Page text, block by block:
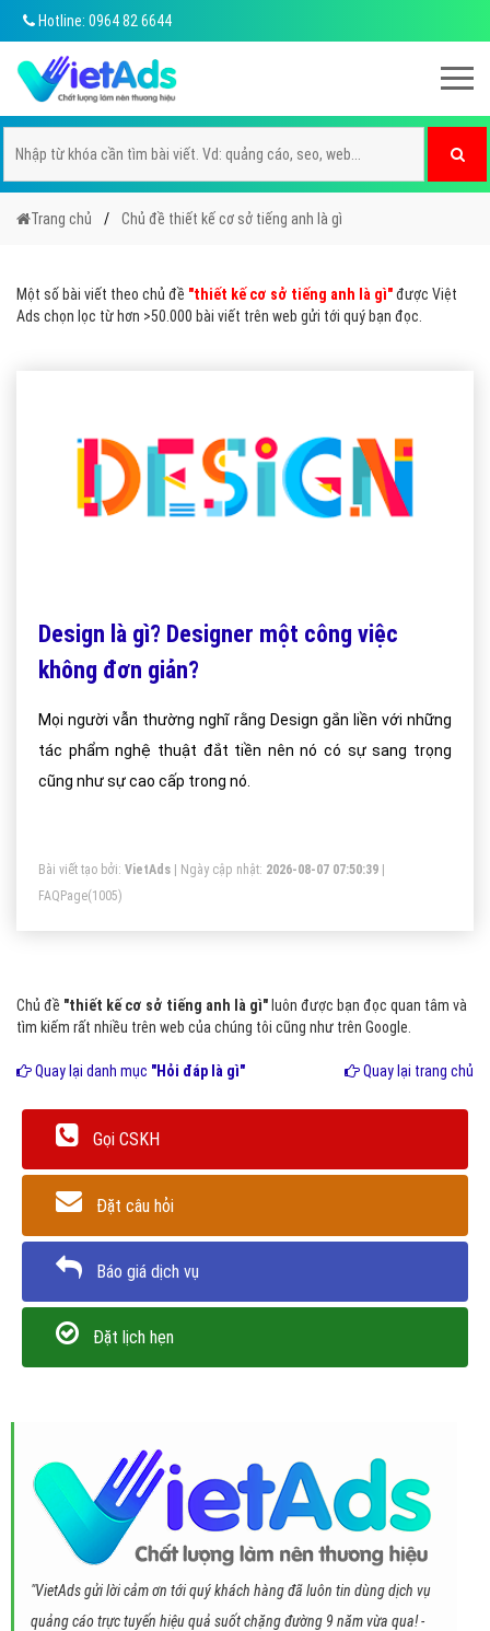
Hotline: 0964 82 6644
Trang chủ Chủ đề thiết kế cơ sở tiếng anh là gì
Một số bài viết theo chủ đề "thiết kế cơ sở tiếng anh là gì"được Việt
Ads chọn lọc từ hơn >50.000 bài viết trên web gửi tới quý bạn đọc.
Design là gì? Designer một công việc
không đơn giản?
Mọi người vẫn thường nghĩ rằng Design gắn liền với những
tác phẩm nghệ thuật đắt tiền nên nó có sự sang trọng
cũng như sự cao cấp trong nó.
Bài viết tạo bởi: VietAds | Ngày cập nhật: 2026-08-07 07:50:39
FAQPage(1005)
Chủ đề "thiết kế cơ sở tiếng anh là gì" luôn được bạn đọc quan tâm và
tìm kiếm rất nhiều trên web của chúng tôi cũng như trên Google.
Quay lại danh mục "Hỏi đáp là gì" Quay lại trang chủ
Gọi CSKH
Đặt câu hỏi
Báo giá dịch vụ
Đặt lịch hẹn
"VietAds gửi lời cảm ơn tới quý khách hàng đã luôn tin dùng dịch vụ
quảng cáo trực tuyến hiệu quả suốt chặng đường 9 năm vừa qua! -